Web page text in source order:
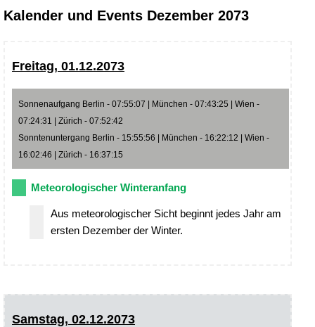
Kalender und Events Dezember 2073
Freitag, 01.12.2073
Sonnenaufgang Berlin - 07:55:07 | München - 07:43:25 | Wien -
07:24:31 | Zürich - 07:52:42
Sonntenuntergang Berlin - 15:55:56 | München - 16:22:12 | Wien -
16:02:46 | Zürich - 16:37:15
Meteorologischer Winteranfang
Aus meteorologischer Sicht beginnt jedes Jahr am
ersten Dezember der Winter.
Samstag, 02.12.2073